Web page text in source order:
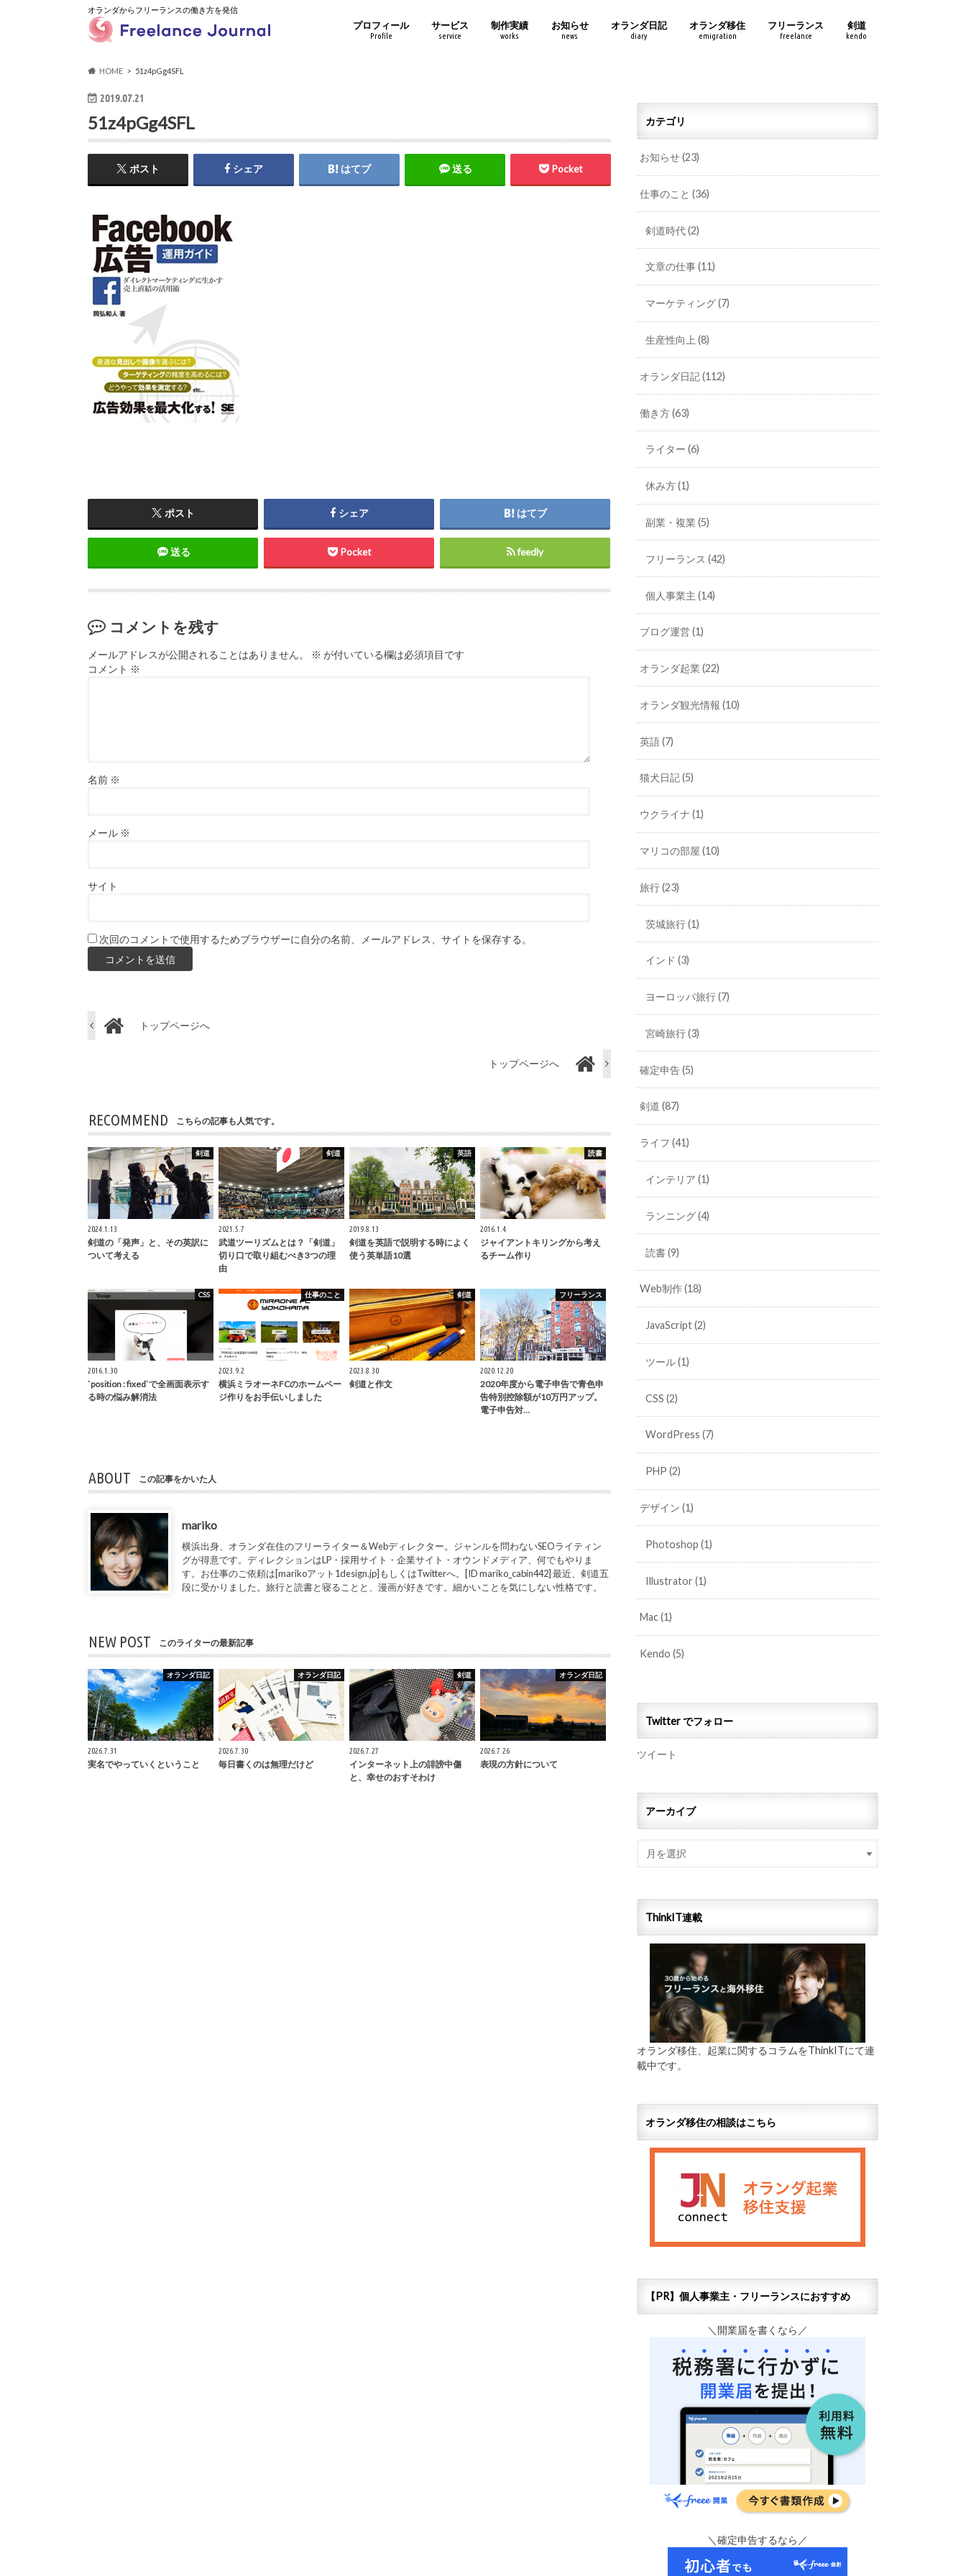
オランダからフリーランスの働き方を発信
プロフィール
Profile
サービス
service
制作実績
works
お知らせ
news
オランダ日記
diary
オランダ移住
emigration
フリーランス
freelance
剣道
kendo
HOME 51z4pGg4SFL
2019.07.21
51z4pGg4SFL
ポスト シェア はてブ 送る Pocket
ポスト シェア はてブ
送る Pocket feedly
コメントを残す
メールアドレスが公開されることはありません。 ※ が付いている欄は必須項目です
コメント ※
名前 ※
メール ※
サイト
次回のコメントで使用するためブラウザーに自分の名前、メールアドレス、サイトを保存する。
トップページへ
トップページへ
RECOMMEND こちらの記事も人気です。
剣道
2024.1.13
剣道の「発声」と、その英訳に
ついて考える
剣道
2021.5.7
武道ツーリズムとは？「剣道」
切り口で取り組むべき3つの理
由
英語
2019.8.13
剣道を英語で説明する時によく
使う英単語10選
読書
2016.1.4
ジャイアントキリングから考え
るチーム作り
CSS
2016.1.30
`position : fixed`で全画面表示す
る時の悩み解消法
仕事のこと
2023.9.2
横浜ミラオーネFCのホームペー
ジ作りをお手伝いしました
剣道
2023.8.30
剣道と作文
フリーランス
2020.12.20
2020年度から電子申告で青色申
告特別控除額が10万円アップ。
電子申告対…
ABOUT この記事をかいた人
mariko
横浜出身、オランダ在住のフリーライター＆Webディレクター。ジャンルを問わないSEOライティン
グが得意です。ディレクションはLP・採用サイト・企業サイト・オウンドメディア、何でもやりま
す。お仕事のご依頼は[marikoアット1design.jp]もしくはTwitterへ。[ID mariko_cabin442] 最近、剣道五
段に受かりました。旅行と読書と寝ることと、漫画が好きです。細かいことを気にしない性格です。
NEW POST このライターの最新記事
オランダ日記
2026.7.31
実名でやっていくということ
オランダ日記
2026.7.30
毎日書くのは無理だけど
剣道
2026.7.27
インターネット上の誹謗中傷
と、幸せのおすそわけ
オランダ日記
2026.7.26
表現の方針について
カテゴリ
お知らせ(23)
仕事のこと(36)
剣道時代(2)
文章の仕事(11)
マーケティング(7)
生産性向上 (8)
オランダ日記(112)
働き方(63)
ライター (6)
休み方(1)
副業・複業 (5)
フリーランス (42)
個人事業主 (14)
ブログ運営(1)
オランダ起業(22)
オランダ観光情報(10)
英語(7)
猫犬日記(5)
ウクライナ(1)
マリコの部屋(10)
旅行(23)
茨城旅行(1)
インド (3)
ヨーロッパ旅行(7)
宮崎旅行(3)
確定申告(5)
剣道(87)
ライフ(41)
インテリア (1)
ランニング(4)
読書(9)
Web制作(18)
JavaScript(2)
ツール(1)
CSS (2)
WordPress (7)
PHP (2)
デザイン(1)
Photoshop (1)
Illustrator (1)
Mac(1)
Kendo(5)
Twitter でフォロー
ツイート
アーカイブ
ThinkIT連載
オランダ移住、起業に関するコラムをThinkITにて連
載中です。
オランダ移住の相談はこちら
【PR】個人事業主・フリーランスにおすすめ
＼開業届を書くなら／
＼確定申告するなら／